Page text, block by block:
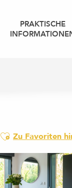
PRAKTISCHE
Ajouter aux favoris
Zu Favoriten